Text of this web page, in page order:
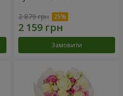
2 879 грн
Замовити